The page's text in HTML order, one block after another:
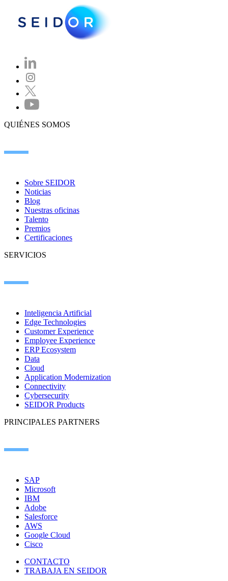
QUIÉNES SOMOS
Sobre SEIDOR
Noticias
Blog
Nuestras oficinas
Talento
Premios
Certificaciones
SERVICIOS
Inteligencia Artificial
Edge Technologies
Customer Experience
Employee Experience
ERP Ecosystem
Data
Cloud
Application Modernization
Connectivity
Cybersecurity
SEIDOR Products
PRINCIPALES PARTNERS
SAP
Microsoft
IBM
Adobe
Salesforce
AWS
Google Cloud
Cisco
CONTACTO
TRABAJA EN SEIDOR